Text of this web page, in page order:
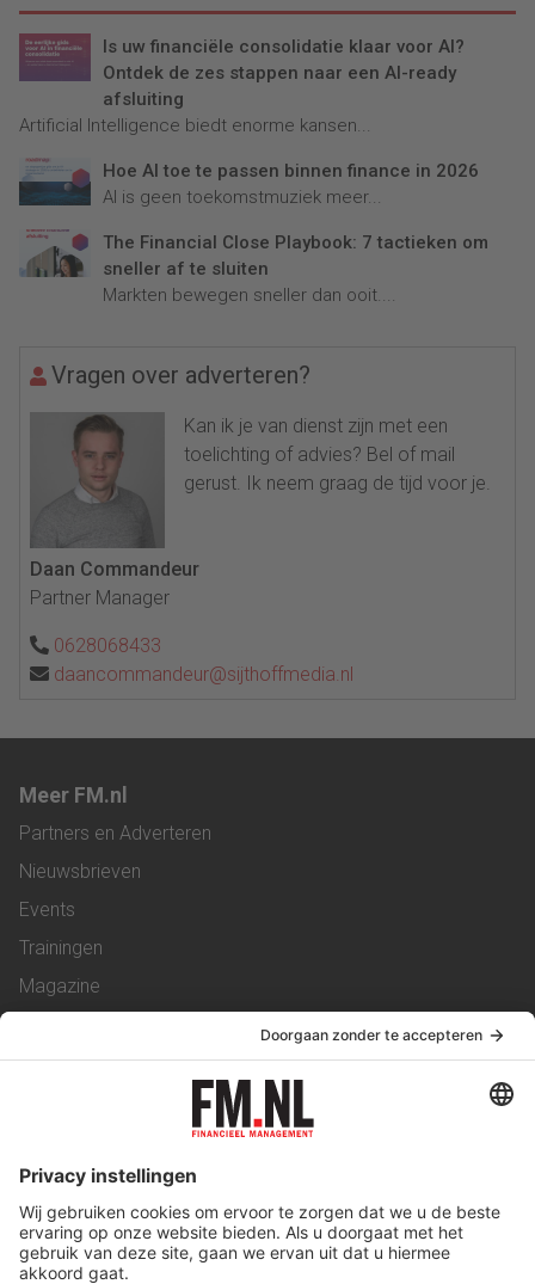
Is uw financiële consolidatie klaar voor AI?
Ontdek de zes stappen naar een AI-ready
afsluiting
Artificial Intelligence biedt enorme kansen...
Hoe AI toe te passen binnen finance in 2026
AI is geen toekomstmuziek meer...
The Financial Close Playbook: 7 tactieken om
sneller af te sluiten
Markten bewegen sneller dan ooit....
Vragen over adverteren?
Kan ik je van dienst zijn met een
toelichting of advies? Bel of mail
gerust. Ik neem graag de tijd voor je.
Daan Commandeur
Partner Manager
0628068433
daancommandeur@sijthoffmedia.nl
Meer FM.nl
Partners en Adverteren
Nieuwsbrieven
Events
Trainingen
Magazine
Service & Contact
Werken bij ons
Privacy Statement
Algemene Voorwaarden